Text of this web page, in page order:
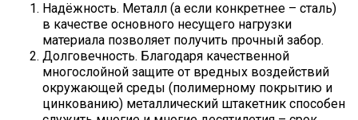
Надёжность. Металл (а если конкретнее – сталь)
в качестве основного несущего нагрузки
материала позволяет получить прочный забор.
Долговечность. Благодаря качественной
многослойной защите от вредных воздействий
окружающей среды (полимерному покрытию и
цинкованию) металлический штакетник способен